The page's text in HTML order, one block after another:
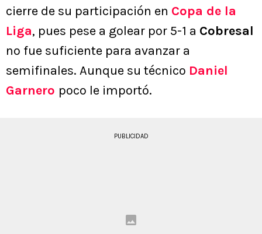
cierre de su participación en Copa de la
Liga, pues pese a golear por 5-1 a Cobresal
no fue suficiente para avanzar a
semifinales. Aunque su técnico Daniel
Garnero poco le importó.
PUBLICIDAD